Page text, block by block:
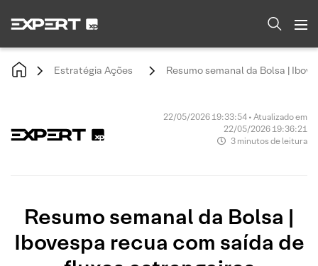
Estratégia Ações Resumo semanal da Bolsa |
22/05/2026 19:33:54 • Atualizado em
22/05/2026 19:36:21
3 minutos de leitura
Resumo semanal da Bolsa |
Ibovespa recua com saída de